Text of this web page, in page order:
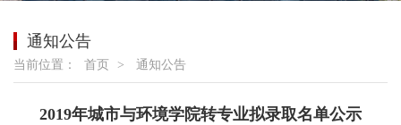
通知公告
当前位置： 首页 > 通知公告
2019年城市与环境学院转专业拟录取名单公示